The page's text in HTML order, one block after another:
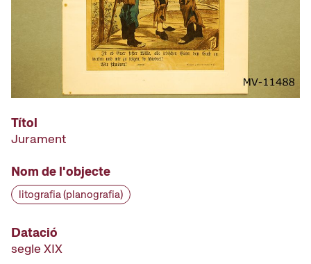
Títol
Jurament
Nom de l'objecte
litografia (planografia)
Datació
segle XIX